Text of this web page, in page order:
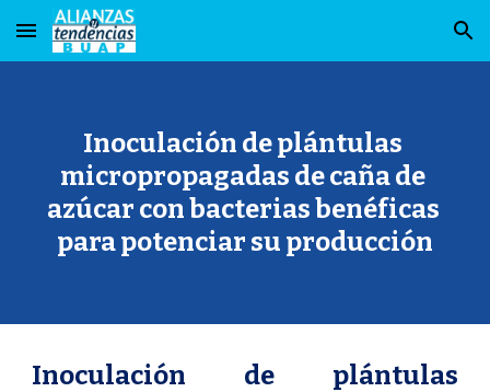
Skip to main content Skip to navigation
Inoculación de plántulas
micropropagadas de caña de
azúcar con bacterias benéficas
para potenciar su producción
Inoculación de plántulas